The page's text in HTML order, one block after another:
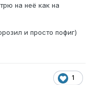
на неё как на
и просто пофиг)
1